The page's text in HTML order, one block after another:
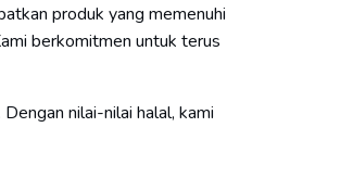
produk yang memenuhi
berkomitmen untuk terus
nilai-nilai halal, kami